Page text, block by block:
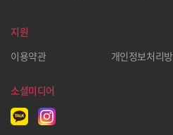
지원
이용약관
개인정보처리
소셜미디어